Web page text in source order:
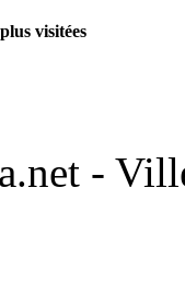
visitées
-